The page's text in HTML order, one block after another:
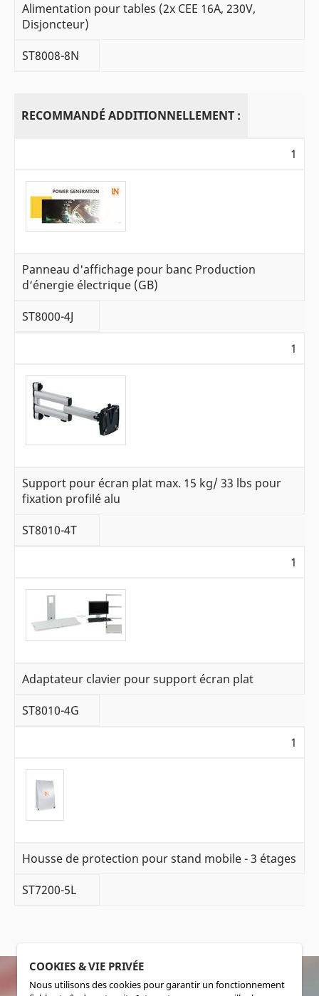
Alimentation pour tables (2x CEE 16A, 230V,
Disjoncteur)
ST8008-8N
RECOMMANDÉ ADDITIONNELLEMENT :
1
Panneau d'affichage pour banc Production
d‘énergie électrique (GB)
ST8000-4J
1
Support pour écran plat max. 15 kg/ 33 lbs pour
fixation profilé alu
ST8010-4T
1
Adaptateur clavier pour support écran plat
ST8010-4G
1
Housse de protection pour stand mobile - 3 étages
ST7200-5L
COOKIES & VIE PRIVÉE
Nous utilisons des cookies pour garantir un fonctionnement